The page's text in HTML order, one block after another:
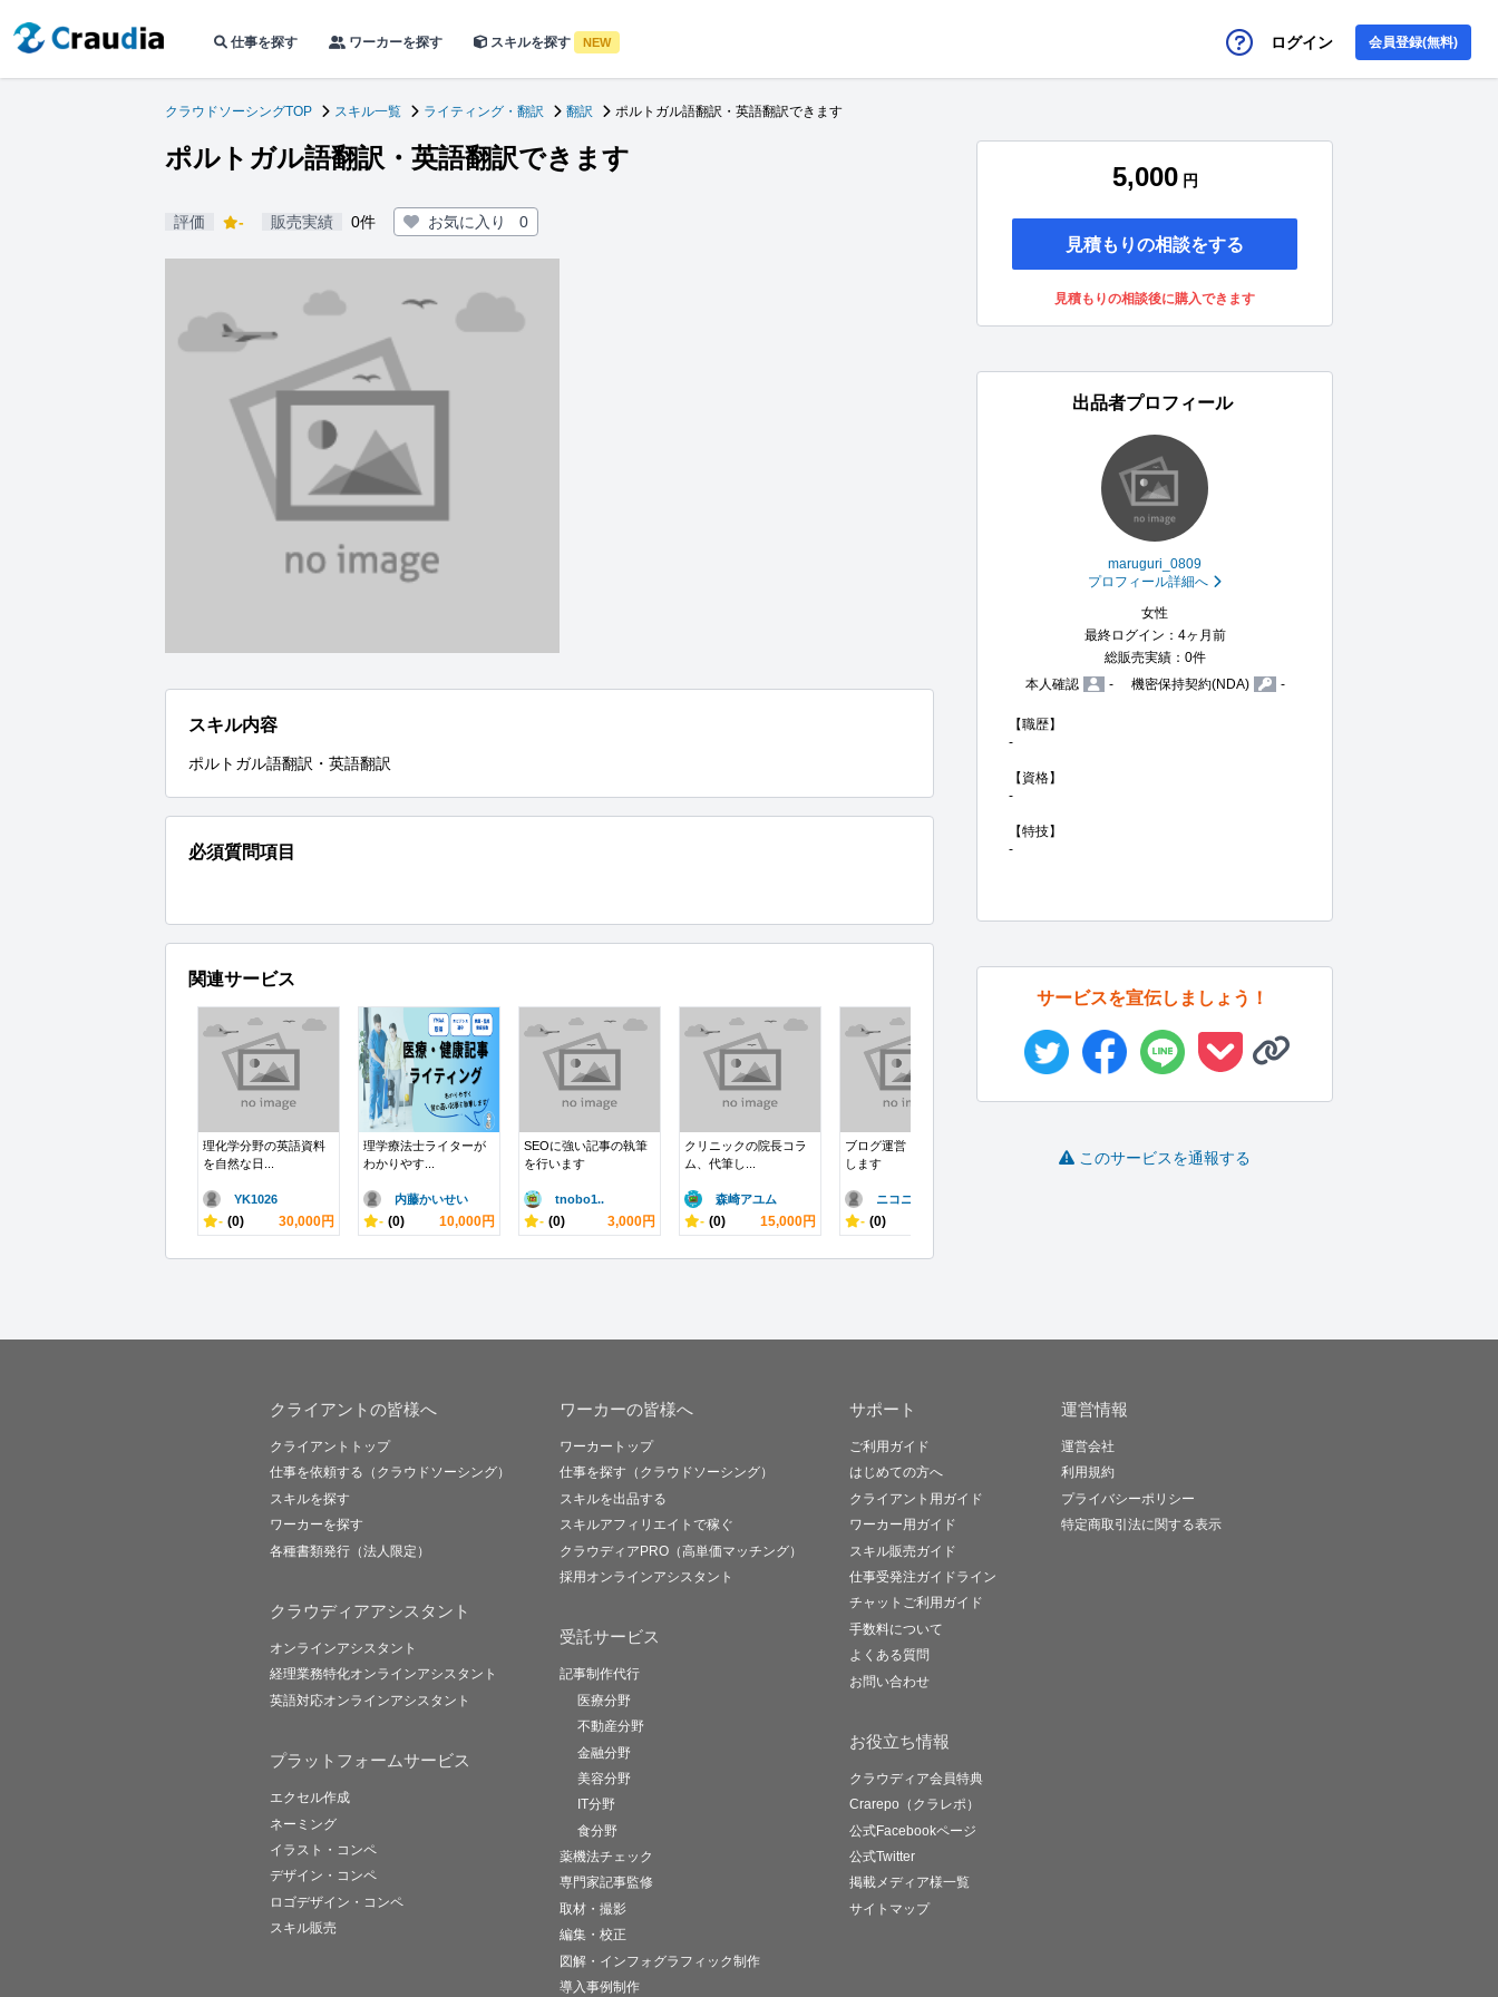
仕事を探す ワーカーを探す スキルを探す NEW ログイン 会員登録(無料)
クラウドソーシングTOP スキル一覧 ライティング・翻訳 翻訳 ポルトガル語翻訳・英語翻訳できます
ポルトガル語翻訳・英語翻訳できます
評価 - 販売実績 0件 お気に入り 0
スキル内容
ポルトガル語翻訳・英語翻訳
必須質問項目
関連サービス
理化学分野の英語資料
を自然な日...
YK1026
- (0) 30,000円
理学療法士ライターが
わかりやす...
内藤かいせい
- (0) 10,000円
SEOに強い記事の執筆
を行います
tnobo1..
- (0) 3,000円
クリニックの院長コラ
ム、代筆し...
森崎アユム
- (0) 15,000円
ブログ運営・記事執筆
します
ニコニコパン..
- (0)
ます
5,000 円
見積もりの相談をする
見積もりの相談後に購入できます
出品者プロフィール
maruguri_0809
プロフィール詳細へ
女性
最終ログイン：4ヶ月前
総販売実績：0件
本人確認
- 機密保持契約(NDA) -
【職歴】
-
【資格】
-
【特技】
-
サービスを宣伝しましょう！
このサービスを通報する
クライアントの皆様へ
クライアントトップ
仕事を依頼する（クラウドソーシング）
スキルを探す
ワーカーを探す
各種書類発行（法人限定）
クラウディアアシスタント
オンラインアシスタント
経理業務特化オンラインアシスタント
英語対応オンラインアシスタント
プラットフォームサービス
エクセル作成
ネーミング
イラスト・コンペ
デザイン・コンペ
ロゴデザイン・コンペ
スキル販売
ワーカーの皆様へ
ワーカートップ
仕事を探す（クラウドソーシング）
スキルを出品する
スキルアフィリエイトで稼ぐ
クラウディアPRO（高単価マッチング）
採用オンラインアシスタント
受託サービス
記事制作代行
医療分野
不動産分野
金融分野
美容分野
IT分野
食分野
薬機法チェック
専門家記事監修
取材・撮影
編集・校正
図解・インフォグラフィック制作
導入事例制作
サポート
ご利用ガイド
はじめての方へ
クライアント用ガイド
ワーカー用ガイド
スキル販売ガイド
仕事受発注ガイドライン
チャットご利用ガイド
手数料について
よくある質問
お問い合わせ
お役立ち情報
クラウディア会員特典
Crarepo（クラレポ）
公式Facebookページ
公式Twitter
掲載メディア様一覧
サイトマップ
運営情報
運営会社
利用規約
プライバシーポリシー
特定商取引法に関する表示